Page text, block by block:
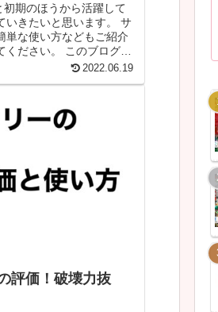
期のほうから活躍して
いきたいと思います。 サ
単な使い方などもご紹介
ださい。 このブログで
2022.06.19
評価！破壊力抜